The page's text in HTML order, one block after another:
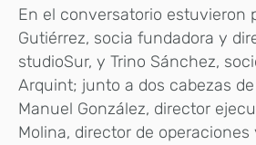
En el conversatorio estuvieron
Gutiérrez, socia fundadora y
studioSur, y Trino Sánchez,
Arquint; junto a dos cabezas
Manuel González, director
Molina, director de operaciones